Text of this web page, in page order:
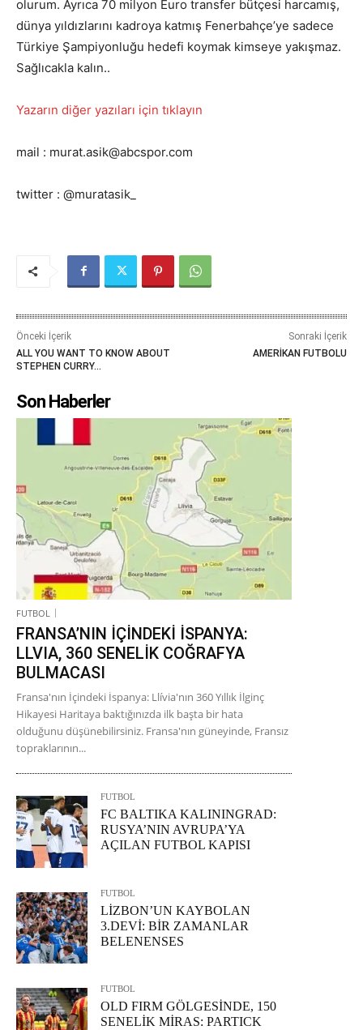
olurum. Ayrıca 70 milyon Euro transfer bütçesi harcamış,
dünya yıldızlarını kadroya katmış Fenerbahçe’ye sadece
Türkiye Şampiyonluğu hedefi koymak kimseye yakışmaz.
Sağlıcakla kalın..
Yazarın diğer yazıları için tıklayın
mail : murat.asik@abcspor.com
twitter : @muratasik_
Önceki İçerik
ALL YOU WANT TO KNOW ABOUT
STEPHEN CURRY…
Sonraki İçerik
AMERİKAN FUTBOLU
Son Haberler
FUTBOL
FRANSA’NIN İÇİNDEKİ İSPANYA:
LLVIA, 360 SENELİK COĞRAFYA
BULMACASI
Fransa'nın İçindeki İspanya: Llívia'nın 360 Yıllık İlginç
Hikayesi Haritaya baktığınızda ilk başta bir hata
olduğunu düşünebilirsiniz. Fransa'nın güneyinde, Fransız
topraklarının...
FUTBOL
FC BALTIKA KALININGRAD:
RUSYA’NIN AVRUPA’YA
AÇILAN FUTBOL KAPISI
FUTBOL
LİZBON’UN KAYBOLAN
3.DEVİ: BİR ZAMANLAR
BELENENSES
FUTBOL
OLD FIRM GÖLGESİNDE, 150
SENELİK MİRAS: PARTICK